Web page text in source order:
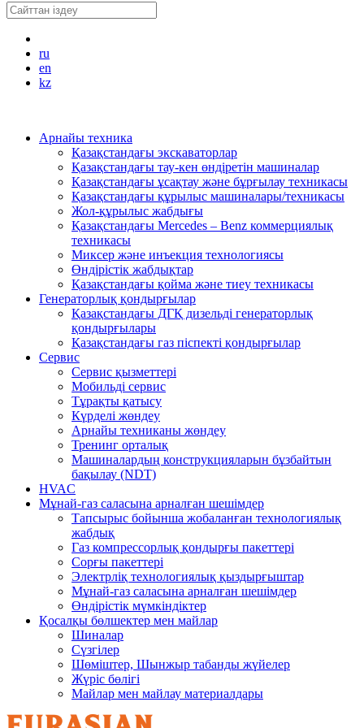
ru
en
kz
Арнайы техника
Қазақстандағы экскаваторлар
Қазақстандағы тау-кен өндіретін машиналар
Қазақстандағы ұсақтау және бұрғылау техникасы
Қазақстандағы құрылыс машиналары/техникасы
Жол-құрылыс жабдығы
Қазақстандағы Mercedes – Benz коммерциялық
техникасы
Миксер және инъекция технологиясы
Өндірістік жабдықтар
Қазақстандағы қойма және тиеу техникасы
Генераторлық қондырғылар
Қазақстандағы ДГҚ дизельді генераторлық
қондырғылары
Қазақстандағы газ піспекті қондырғылар
Сервис
Сервис қызметтері
Мобильді сервис
Тұрақты қатысу
Күрделі жөндеу
Арнайы техниканы жөндеу
Тренинг орталық
Машиналардың конструкцияларын бұзбайтын
бақылау (NDT)
HVAC
Мұнай-газ саласына арналған шешімдер
Тапсырыс бойынша жобаланған технологиялық
жабдық
Газ компрессорлық қондырғы пакеттері
Сорғы пакеттері
Электрліқ технологиялық қыздырғыштар
Мұнай-газ саласына арналған шешімдер
Өндірістік мүмкіндіктер
Қосалқы бөлшектер мен майлар
Шиналар
Сүзгілер
Шөміштер, Шынжыр табанды жүйелер
Жүріс бөлігі
Майлар мен майлау материалдары